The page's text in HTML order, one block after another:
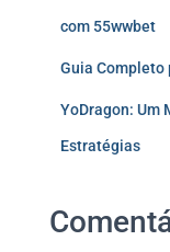
com 55wwbet
Guia Completo
YoDragon: Um
Estratégias